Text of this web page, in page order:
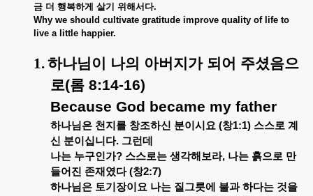
금 더 행복하게 살기 위해서다.
Why we should cultivate gratitude improve quality of life to
live a little happier.
1.하나님이 나의 아버지가 되어 주셨음으
로(롬8:14-16)
Because God became my father
하나님은 천지를 창조하신 분이시요 (창1:1) 스스로 계
신 분이십니다. 그런데
나는 누구인가? 스스로는 생각해보라, 나는 흙으로 만
들어진 존재였다(창2:7)
하나님은 토기장이요 나는 질그릇에 불과 하다는 것을